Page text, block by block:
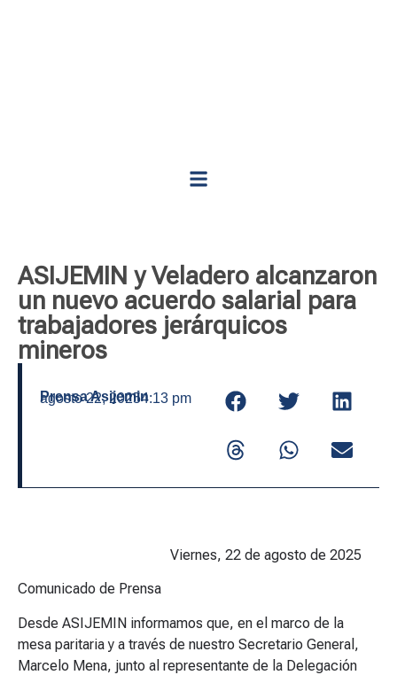
ASIJEMIN y Veladero alcanzaron
un nuevo acuerdo salarial para
trabajadores jerárquicos
mineros
Prensa Asijemin
agosto 22, 20254:13 pm
Viernes, 22 de agosto de 2025
Comunicado de Prensa
Desde ASIJEMIN informamos que, en el marco de la
mesa paritaria y a través de nuestro Secretario General,
Marcelo Mena, junto al representante de la Delegación